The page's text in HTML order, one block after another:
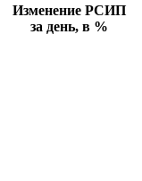
Изменение РСИП
за день, в %